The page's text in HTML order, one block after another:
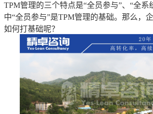
TPM管理的三个特点是“全员参与”、“全系
中“全员参与”是TPM管理的基础。那么，
如何打基础呢？